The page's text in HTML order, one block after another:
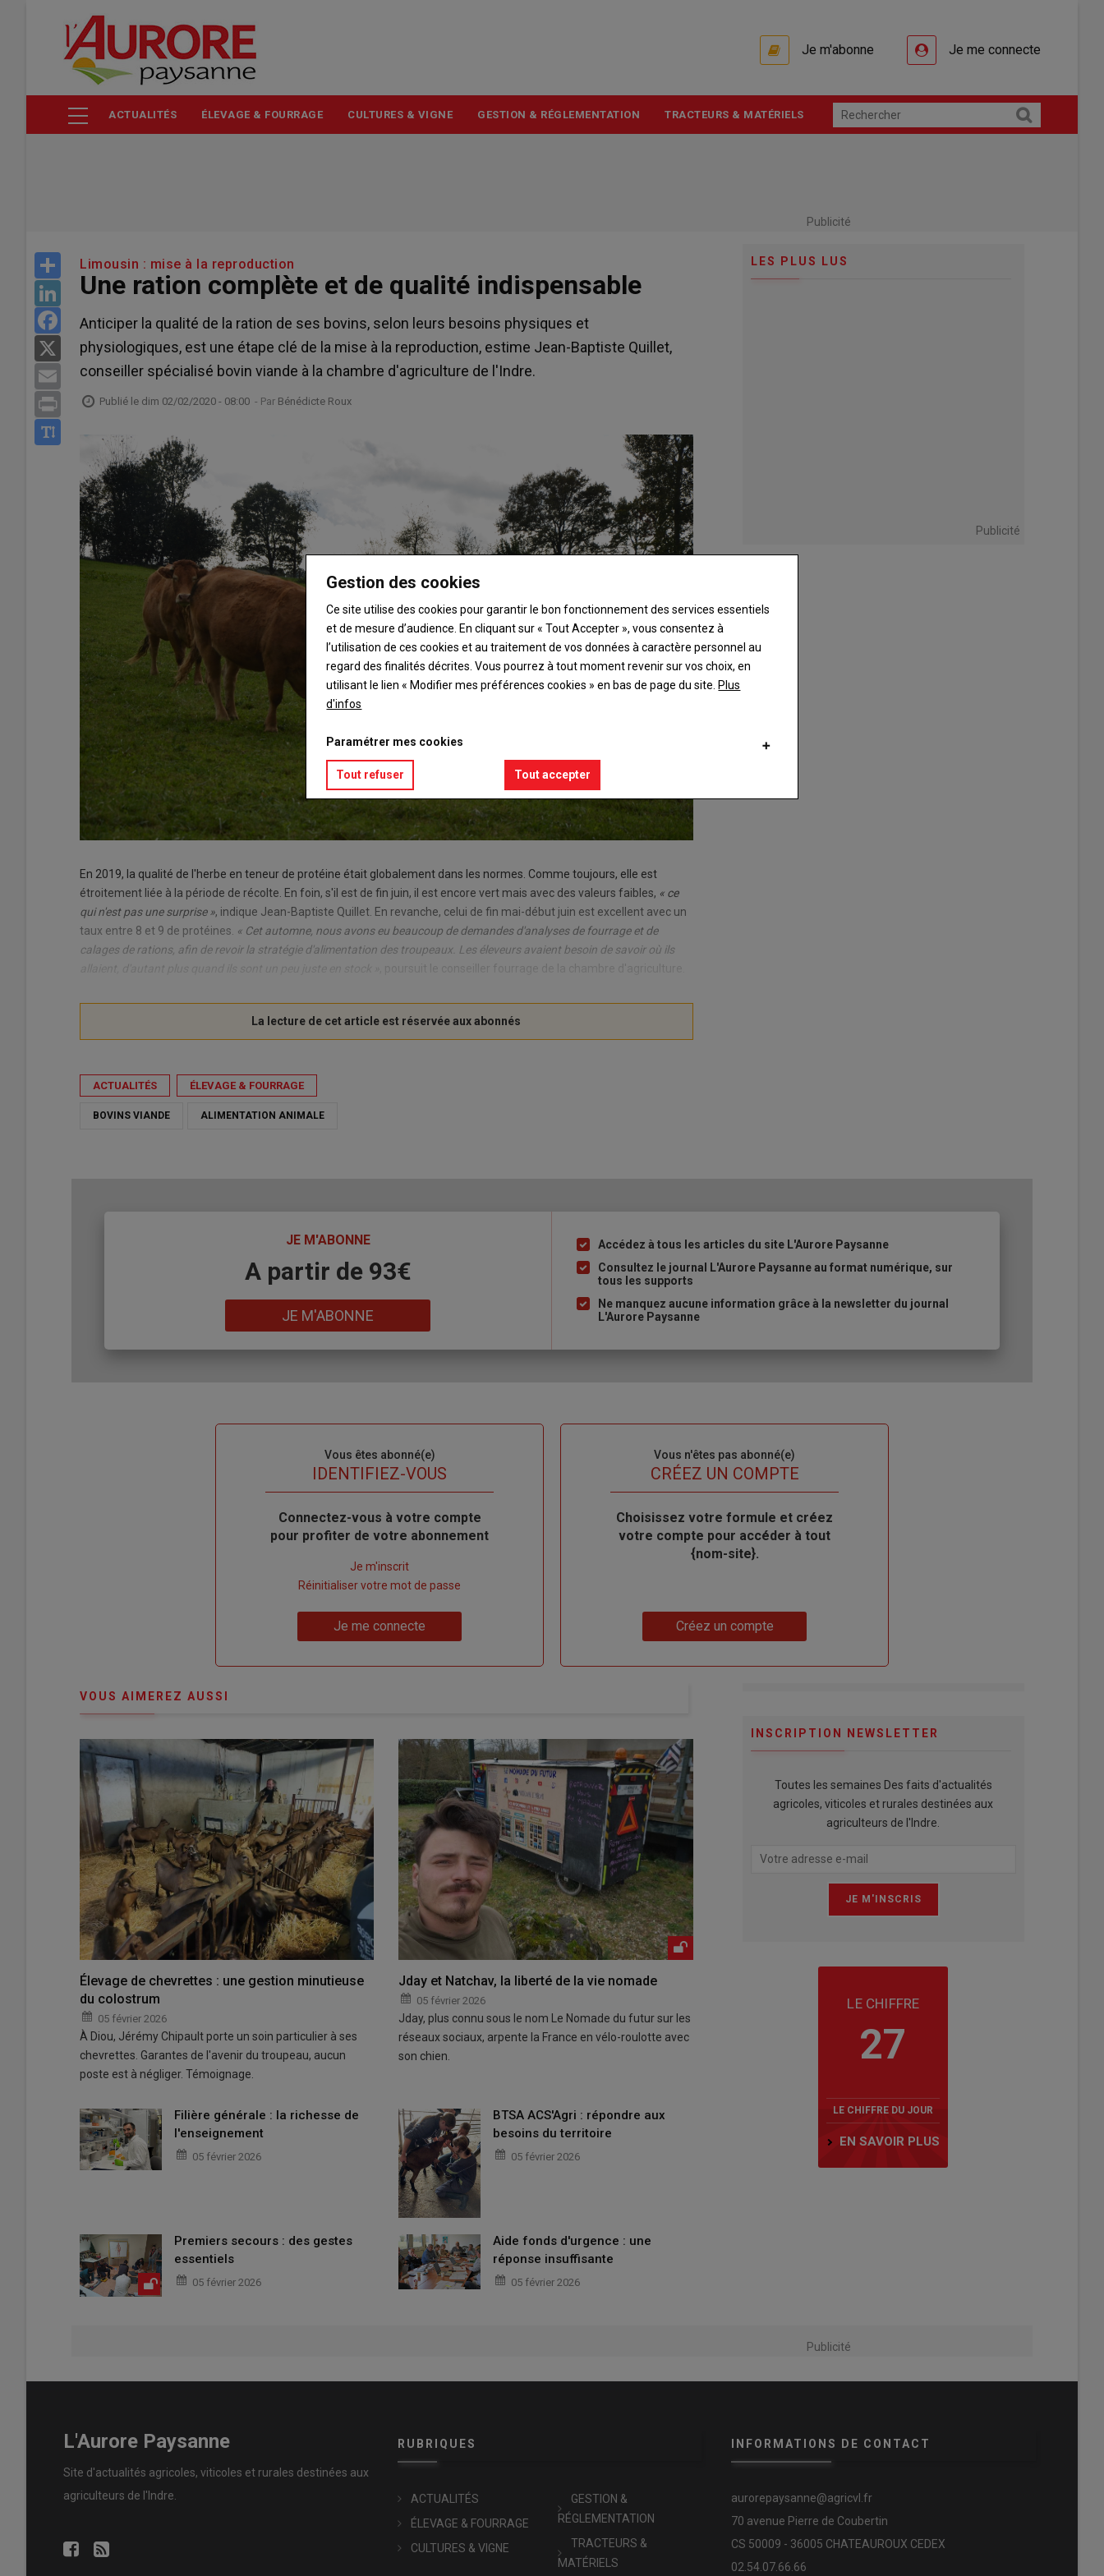
contenu
Je m'abonne Je me connecte
ACTUALITÉS ÉLEVAGE & FOURRAGE CULTURES & VIGNE GESTION & RÉGLEMENTATION TRACTEURS & MATÉRIELS
Publicité
Share
LinkedIn
Facebook
Email
Print
Limousin : mise à la reproduction
Une ration complète et de qualité indispensable
Anticiper la qualité de la ration de ses bovins, selon leurs besoins physiques et
physiologiques, est une étape clé de la mise à la reproduction, estime Jean-Baptiste Quillet,
conseiller spécialisé bovin viande à la chambre d'agriculture de l'Indre.
Publié le dim 02/02/2020 - 08:00 - Par Bénédicte Roux
En 2019, la qualité de l'herbe en teneur de protéine était globalement dans les normes. Comme toujours, elle est
étroitement liée à la période de récolte. En foin, s'il est de fin juin, il est encore vert mais avec des valeurs faibles, « ce
qui n'est pas une surprise », indique Jean-Baptiste Quillet. En revanche, celui de fin mai-début juin est excellent avec un
taux entre 8 et 9 de protéines. « Cet automne, nous avons eu beaucoup de demandes d'analyses de fourrage et de
calages de rations, afin de revoir la stratégie d'alimentation des troupeaux. Les éleveurs avaient besoin de savoir où ils
, poursuit le conseiller fourrage de la chambre d'agriculture.
ACTUALITÉS ÉLEVAGE & FOURRAGE
BOVINS VIANDE ALIMENTATION ANIMALE
LES PLUS LUS
Publicité
JE M'ABONNE
A partir de 93€
JE M'ABONNE
Liste
à
puce
Accédez à tous les articles du site L'Aurore Paysanne
Consultez le journal L'Aurore Paysanne au format numérique, sur
tous les supports
Ne manquez aucune information grâce à la newsletter du journal
L'Aurore Paysanne
Vous êtes abonné(e)
IDENTIFIEZ-VOUS
Body
Connectez-vous à votre compte
pour profiter de votre abonnement
compte"
Je m'inscrit
Réinitialiser votre mot de passe
Je me connecte
Vous n'êtes pas abonné(e)
TITRECRÉEZ UN COMPTE
Body
Choisissez votre formule et créez
votre compte pour accéder à tout
{nom-site}.
Créez un compte
VOUS AIMEREZ AUSSI
Élevage de chevrettes : une gestion minutieuse
du colostrum
05 février 2026
À Diou, Jérémy Chipault porte un soin particulier à ses
chevrettes. Garantes de l'avenir du troupeau, aucun
poste est à négliger. Témoignage.
Jday et Natchav, la liberté de la vie nomade
05 février 2026
Jday, plus connu sous le nom Le Nomade du futur sur les
réseaux sociaux, arpente la France en vélo-roulotte avec
son chien.
Filière générale : la richesse de
l'enseignement
05 février 2026
BTSA ACS'Agri : répondre aux
besoins du territoire
05 février 2026
Premiers secours : des gestes
essentiels
05 février 2026
Aide fonds d'urgence : une
réponse insuffisante
05 février 2026
INSCRIPTION NEWSLETTER
Toutes les semaines Des faits d'actualités
agricoles, viticoles et rurales destinées aux
agriculteurs de l'Indre.
LE CHIFFRE
27
LE CHIFFRE DU JOUR
EN SAVOIR PLUS
Publicité
L'Aurore Paysanne
Site d'actualités agricoles, viticoles et rurales destinées aux
agriculteurs de l'Indre.
RUBRIQUES
ACTUALITÉS
ÉLEVAGE & FOURRAGE
CULTURES & VIGNE
GESTION &
RÉGLEMENTATION
TRACTEURS &
MATÉRIELS
INFORMATIONS DE CONTACT
aurorepaysanne@agricvl.fr
70 avenue Pierre de Coubertin
CS 50009 - 36005 CHATEAUROUX CEDEX
02.54.07.66.66
Gestion des cookies
Ce site utilise des cookies pour garantir le bon fonctionnement des services essentiels
et de mesure d’audience. En cliquant sur « Tout Accepter », vous consentez à
l’utilisation de ces cookies et au traitement de vos données à caractère personnel au
regard des finalités décrites. Vous pourrez à tout moment revenir sur vos choix, en
utilisant le lien « Modifier mes préférences cookies » en bas de page du site. Plus
d'infos
Paramétrer mes cookies
Tout refuser Tout accepter